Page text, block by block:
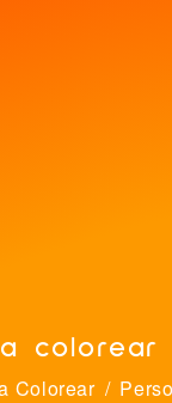
colorear
Colorear